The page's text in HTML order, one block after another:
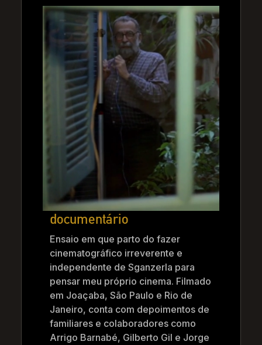
documentário
Ensaio em que parto do fazer
cinematográfico irreverente e
independente de Sganzerla para
pensar meu próprio cinema. Filmado
em Joaçaba, São Paulo e Rio de
Janeiro, conta com depoimentos de
familiares e colaboradores como
Arrigo Barnabé, Gilberto Gil e Jorge